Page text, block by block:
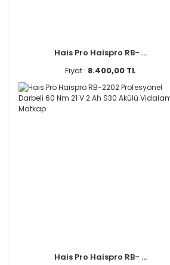
Hais Pro Haispro RB- ...
Fiyat : 8.400,00 TL
Hais Pro Haispro RB- ...